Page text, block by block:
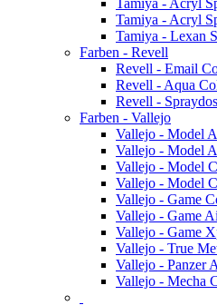
Tamiya - Acryl
Tamiya - Acryl
Tamiya - Lexan
Farben - Revell
Revell - Email
Revell - Aqua
Revell -
Farben - Vallejo
Vallejo - Model
Vallejo - Model
Vallejo - Model
Vallejo - Model
Vallejo - Game
Vallejo - Game
Vallejo - Game
Vallejo - True
Vallejo - Panzer
Vallejo - Mecha